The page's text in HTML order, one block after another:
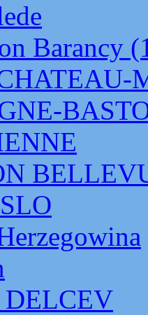
Barancy
DELCEV